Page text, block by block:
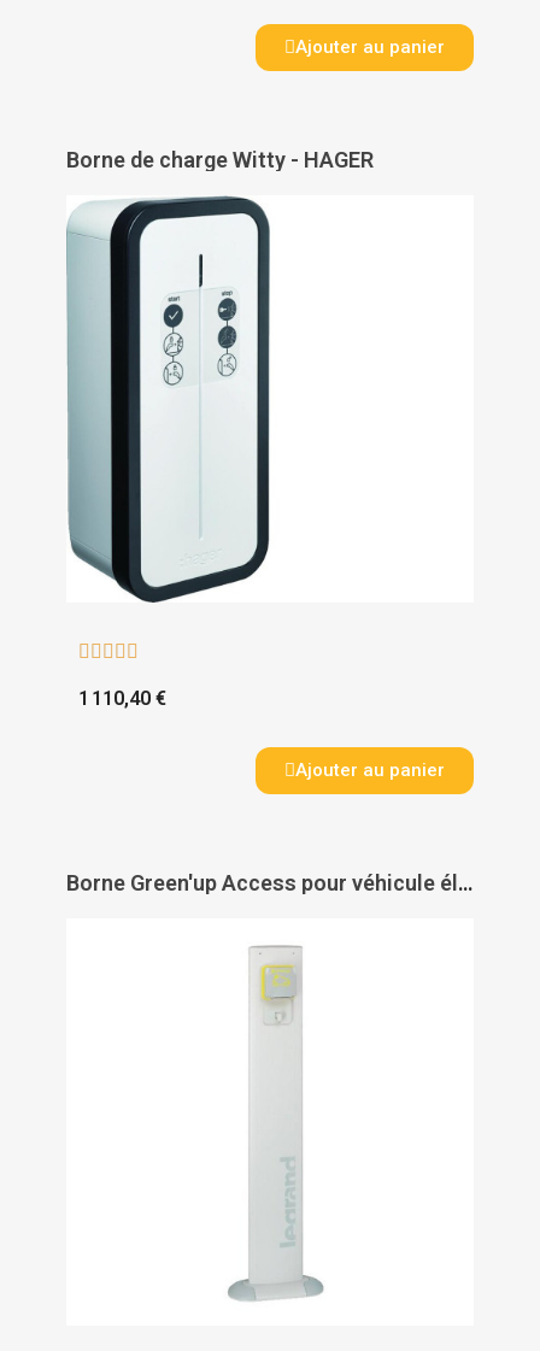
Ajouter au panier
Borne de charge Witty - HAGER
    
1 110,40 €
Ajouter au panier
Borne Green'up Access pour véhicule électrique - LEGRAND